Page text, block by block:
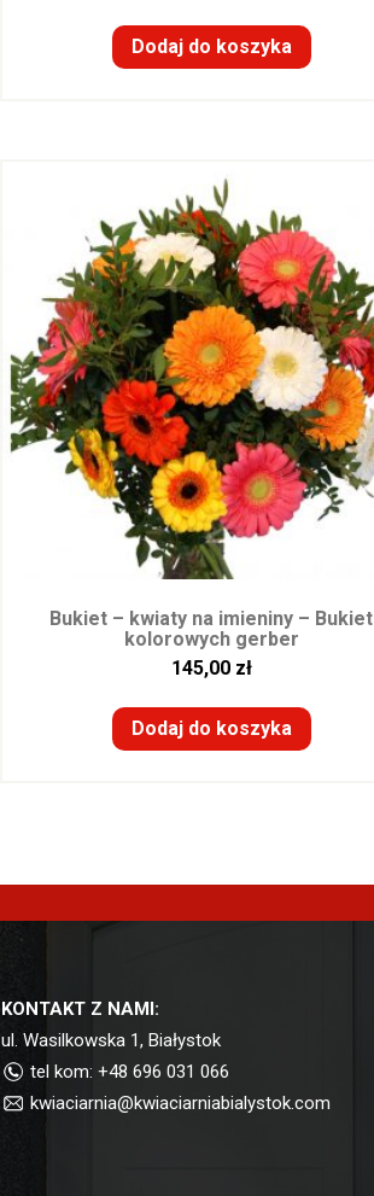
Dodaj do koszyka
Bukiet – kwiaty na imieniny – Bukiet
kolorowych gerber
145,00 zł
Dodaj do koszyka
KONTAKT Z NAMI:
ul. Wasilkowska 1, Białystok
tel kom: +48 696 031 066
kwiaciarnia@kwiaciarniabialystok.com